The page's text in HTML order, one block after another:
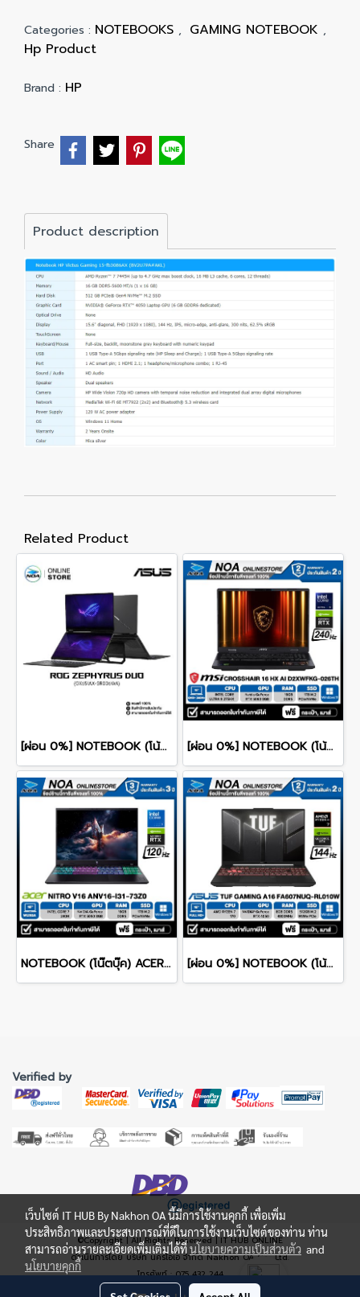
Categories : NOTEBOOKS , GAMING NOTEBOOK ,
Hp Product
Brand : HP
Share
Product description
Related Product
[ผ่อน 0%] NOTEBOOK (โน้ตบุ๊ก) ASUS ROG ZEPHYRUS DUO 16 GX651AX-SR006WA 16" 3K OLED 120Hz Touchscreen/ULTRA 9 386H/64GB/SSD 2TB/RTX 5090/WINDOWS 11+MS OFFICE รับประกันศูนย์ไทย 3ปี [ผ่อน 0%] NOTEBOOK (โน้ตบุ๊ก) MSI CROSSHAIR 16 HX AI D2XWFKG-026TH 16" QHD+ 240Hz/CORE ULTRA 9 275HX/RAM 16GB/SSD 1B/RTX 5060/WINDOWS /11+OFFICE รับประกันศูนย์ไทย 2ปี
NOTEBOOK (โน๊ตบุ๊ค) ACER NITRO V 16 ANV16-I31-73Z0 16-inch WUXGA/CORE 7 240H/16GB/SSD 1TB/RTX 5060/WINDOWS 11 รับประกันซ่อมฟรีถึงบ้าน 3ปี [ผ่อน 0%] NOTEBOOK (โน้ตบุ๊ค) ASUS TUF GAMING A16 FA607NUQ-RL010W - 16" WUXGA 144Hz/RYZEN 7 170/RAM 8GB/SSD 512GB/RTX 4050/WINDOWS 11+MS OFFICE รับประกันศูนย์ไทย 2ปี
Verified by
©Copyright | All Rights Reserved | IT HUB ONLINE
ดำเนินการโดย บริษัท นครโอเอ จำกัด Nakhon OA Co., Ltd.
โทรศัพท์ : 075 432 244
ที่อยู่: 102, 104, 106, Wandeekhositkulporn Road, Tambon Naimung, Amphoe
เว็บไซต์ IT HUB By Nakhon OA นี้มีการใช้งานคุกกี้ เพื่อเพิ่ม
ประสิทธิภาพและประสบการณ์ที่ดีในการใช้งานเว็บไซต์ของท่าน ท่าน
สามารถอ่านรายละเอียดเพิ่มเติมได้ที่นโยบายความเป็นส่วนตัว and
นโยบายคุกกี้